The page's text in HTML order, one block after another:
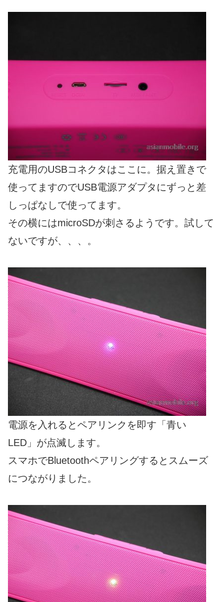
充電用のUSBコネクタはここに。据え置きで
使ってますのでUSB電源アダプタにずっと差
しっぱなしで使ってます。
その横にはmicroSDが刺さるようです。試して
ないですが、、、。
電源を入れるとペアリンクを即す「青い
LED」が点滅します。
スマホでBluetoothペアリングするとスムーズ
につながりました。